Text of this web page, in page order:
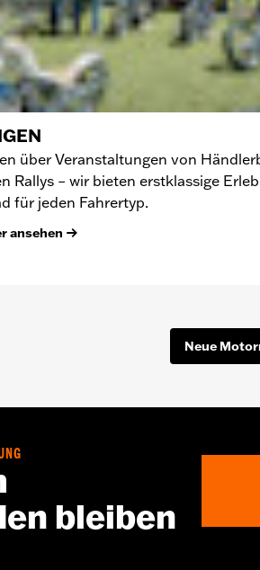
über Veranstaltungen von
Rallys – wir bieten erstklassige
für jeden Fahrertyp.
ansehen
Neue
bleiben